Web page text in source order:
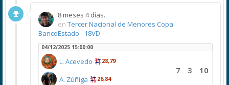
8 meses 4 días..
en Tercer Nacional de Menores Copa
BancoEstado - 18VD
04/12/2025 15:00:00
L. Acevedo 28,79
A. Zúñiga 26,84
7 3 10